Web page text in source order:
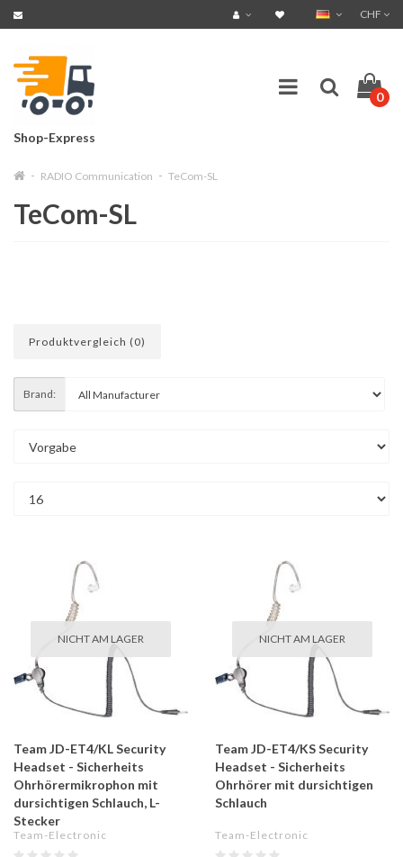
CHF
Shop-Express
0
RADIO Communication TeCom-SL
TeCom-SL
Produktvergleich (0)
Brand:
NICHT AM LAGER
Team JD-ET4/KL Security
Headset - Sicherheits
Ohrhörermikrophon mit
dursichtigen Schlauch, L-
Stecker
Team-Electronic
NICHT AM LAGER
Team JD-ET4/KS Security
Headset - Sicherheits
Ohrhörer mit dursichtigen
Schlauch
Team-Electronic